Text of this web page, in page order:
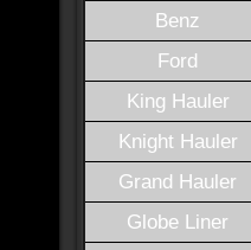
Benz
Ford
King Hauler
Knight Hauler
Grand Hauler
Globe Liner